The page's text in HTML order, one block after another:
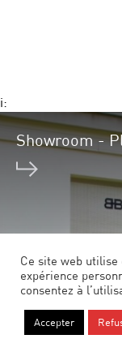
i:
Showroom -
Ce site web
expérience
consentez à
Accepter